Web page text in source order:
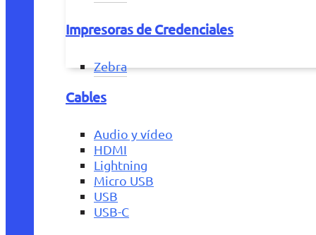
Impresoras de Credenciales
Zebra
Cables
Audio y vídeo
HDMI
Lightning
Micro USB
USB
USB-C